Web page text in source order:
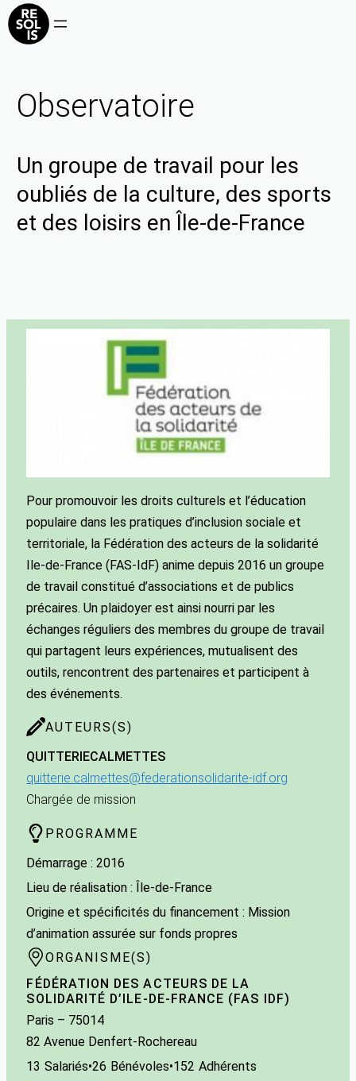
Observatoire
Un groupe de travail pour les
oubliés de la culture, des sports
et des loisirs en Île-de-France
Pour promouvoir les droits culturels et l’éducation
populaire dans les pratiques d’inclusion sociale et
territoriale, la Fédération des acteurs de la solidarité
Ile-de-France (FAS-IdF) anime depuis 2016 un groupe
de travail constitué d’associations et de publics
précaires. Un plaidoyer est ainsi nourri par les
échanges réguliers des membres du groupe de travail
qui partagent leurs expériences, mutualisent des
outils, rencontrent des partenaires et participent à
des événements.
AUTEURS(S)
QUITTERIECALMETTES
quitterie.calmettes@federationsolidarite-idf.org
Chargée de mission
PROGRAMME
Démarrage : 2016
Lieu de réalisation : Île-de-France
Origine et spécificités du financement : Mission
d’animation assurée sur fonds propres
ORGANISME(S)
FÉDÉRATION DES ACTEURS DE LA
SOLIDARITÉ D’ILE-DE-FRANCE (FAS IDF)
Paris – 75014
82 Avenue Denfert-Rochereau
13 Salariés•26 Bénévoles•152 Adhérents